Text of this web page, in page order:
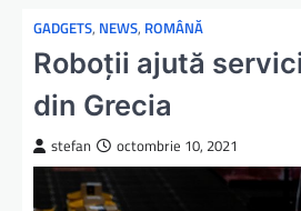
GADGETS, NEWS, ROMÂNĂ
Roboţii ajută
din Grecia
stefan octombrie 10, 2021